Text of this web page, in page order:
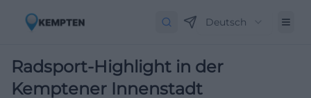
Deutsch
Radsport-Highlight in der
Kemptener Innenstadt